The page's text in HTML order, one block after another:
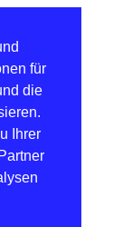
für
die
Ihrer